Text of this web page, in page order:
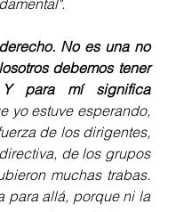
No es una no
debemos tener
para mí significa
yo estuve esperando,
de los dirigentes,
de los grupos
muchas trabas.
para allá, porque ni la